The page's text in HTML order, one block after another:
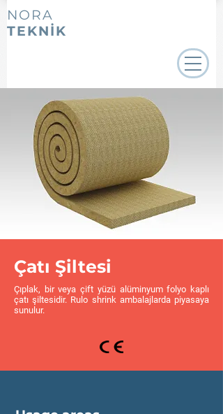
NORA
TEKNİK
Çatı Şiltesi
Çıplak, bir veya çift yüzü alüminyum folyo kaplı
çatı şiltesidir. Rulo shrink ambalajlarda piyasaya
sunulur.